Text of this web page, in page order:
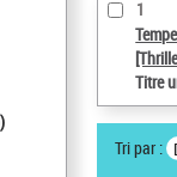
1
Titre
Tri par :